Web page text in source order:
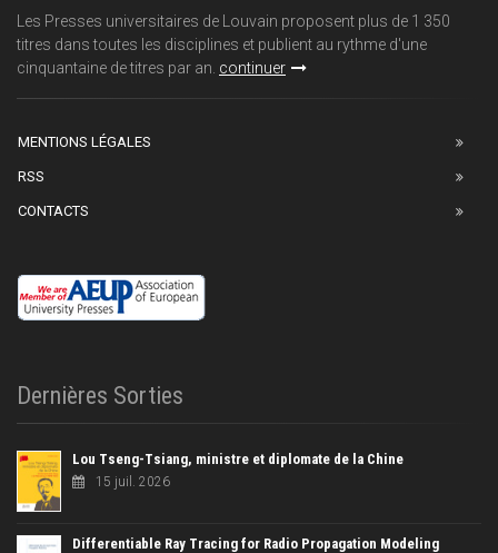
Les Presses universitaires de Louvain proposent plus de 1 350
titres dans toutes les disciplines et publient au rythme d'une
cinquantaine de titres par an. continuer
MENTIONS LÉGALES
RSS
CONTACTS
Dernières Sorties
Lou Tseng-Tsiang, ministre et diplomate de la Chine
15 juil. 2026
Differentiable Ray Tracing for Radio Propagation Modeling